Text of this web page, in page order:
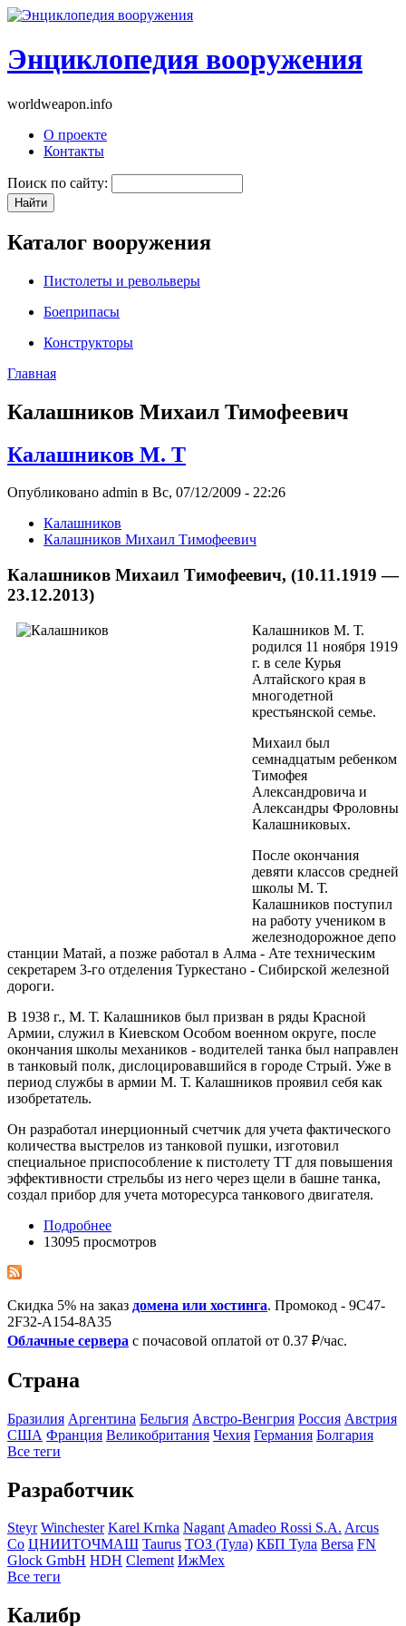
Энциклопедия вооружения
worldweapon.info
О проекте
Контакты
Поиск по сайту:
Каталог вооружения
Пистолеты и револьверы
Боеприпасы
Конструкторы
Главная
Калашников Михаил Тимофеевич
Калашников М. Т
Опубликовано admin в Вс, 07/12/2009 - 22:26
Калашников
Калашников Михаил Тимофеевич
Калашников Михаил Тимофеевич, (10.11.1919 —
23.12.2013)
Калашников М. Т.
родился 11 ноября 1919
г. в селе Курья
Алтайского края в
многодетной
крестьянской семье.
Михаил был
семнадцатым ребенком
Тимофея
Александровича и
Александры Фроловны
Калашниковых.
После окончания
девяти классов средней
школы М. Т.
Калашников поступил
на работу учеником в
железнодорожное депо
станции Матай, а позже работал в Алма - Ате техническим
секретарем 3-го отделения Туркестано - Сибирской железной
дороги.
В 1938 г., М. Т. Калашников был призван в ряды Красной
Армии, служил в Киевском Особом военном округе, после
окончания школы механиков - водителей танка был направлен
в танковый полк, дислоцировавшийся в городе Стрый. Уже в
период службы в армии М. Т. Калашников проявил себя как
изобретатель.
Он разработал инерционный счетчик для учета фактического
количества выстрелов из танковой пушки, изготовил
специальное приспособление к пистолету ТТ для повышения
эффективности стрельбы из него через щели в башне танка,
создал прибор для учета моторесурса танкового двигателя.
Подробнее
13095 просмотров
Скидка 5% на заказ домена или хостинга. Промокод - 9C47-
2F32-A154-8A35
Облачные сервера с почасовой оплатой от 0.37 ₽/час.
Страна
Бразилия Аргентина Бельгия Австро-Венгрия Росcия Австрия
США Франция Великобритания Чехия Германия Болгария
Все теги
Разработчик
Steyr Winchester Karel Krnka NagantAmadeo Rossi S.A. Arcus
Co ЦНИИТОЧМАШ Taurus ТОЗ (Тула) КБП Тула Bersa FN
Glock GmbH HDH Clement ИжМех
Все теги
Калибр